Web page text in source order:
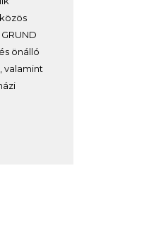
önálló
valamint